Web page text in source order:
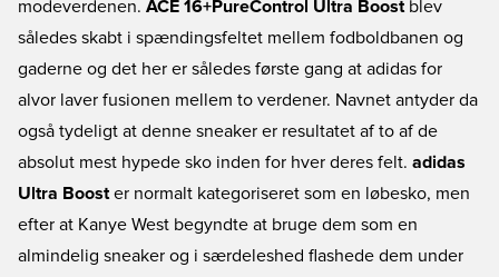
modeverdenen. ACE 16+PureControl Ultra Boost blev
således skabt i spændingsfeltet mellem fodboldbanen og
gaderne og det her er således første gang at adidas for
alvor laver fusionen mellem to verdener. Navnet antyder da
også tydeligt at denne sneaker er resultatet af to af de
absolut mest hypede sko inden for hver deres felt. adidas
Ultra Boost er normalt kategoriseret som en løbesko, men
efter at Kanye West begyndte at bruge dem som en
almindelig sneaker og i særdeleshed flashede dem under